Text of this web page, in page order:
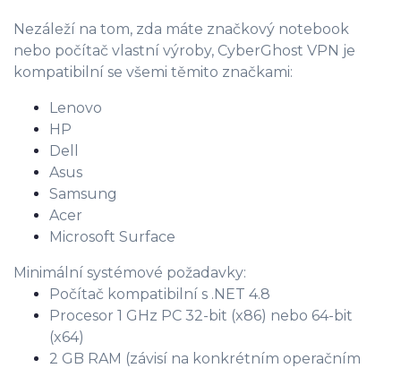
Nezáleží na tom, zda máte značkový notebook
nebo počítač vlastní výroby, CyberGhost VPN je
kompatibilní se všemi těmito značkami:
Lenovo
HP
Dell
Asus
Samsung
Acer
Microsoft Surface
Minimální systémové požadavky:
Počítač kompatibilní s .NET 4.8
Procesor 1 GHz PC 32-bit (x86) nebo 64-bit
(x64)
2 GB RAM (závisí na konkrétním operačním